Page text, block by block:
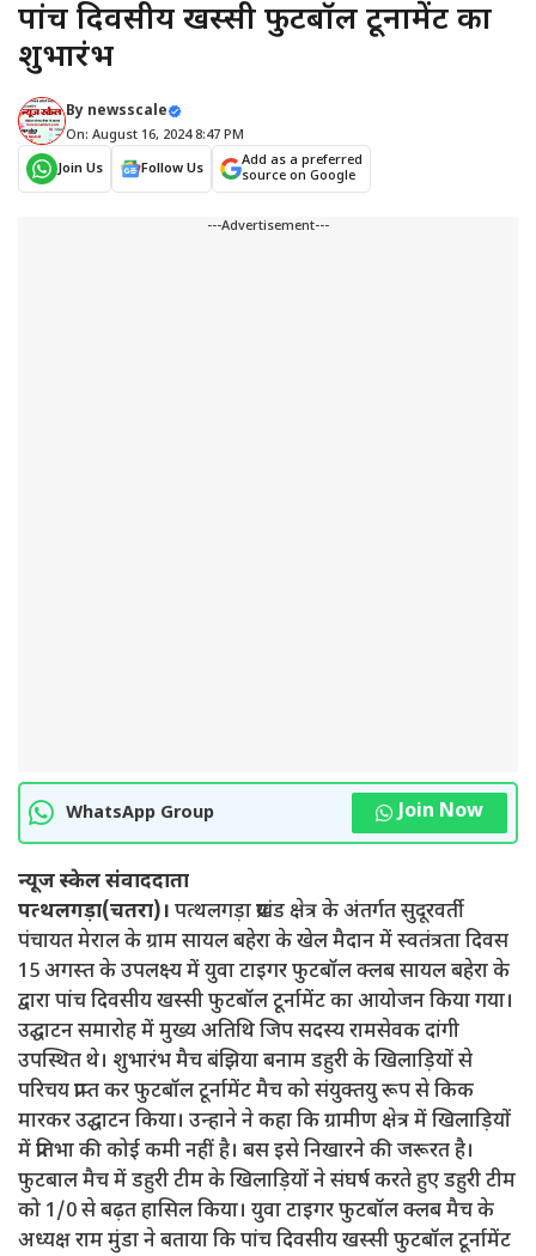
पांच दिवसीय खस्सी फुटबॉल टूर्नामेंट का
शुभारंभ
By newsscale
On: August 16, 2024 8:47 PM
Join Us
Follow Us
Add as a preferred
source on Google
---Advertisement---
WhatsApp Group Join Now
न्यूज स्केल संवाददाता
पत्थलगड़ा(चतरा)। पत्थलगड़ा प्रखंड क्षेत्र के अंतर्गत सुदूरवर्ती
पंचायत मेराल के ग्राम सायल बहेरा के खेल मैदान में स्वतंत्रता दिवस
15 अगस्त के उपलक्ष्य में युवा टाइगर फुटबॉल क्लब सायल बहेरा के
द्वारा पांच दिवसीय खस्सी फुटबॉल टूर्नामेंट का आयोजन किया गया।
उद्घाटन समारोह में मुख्य अतिथि जिप सदस्य रामसेवक दांगी
उपस्थित थे। शुभारंभ मैच बंझिया बनाम डहुरी के खिलाड़ियों से
परिचय प्राप्त कर फुटबॉल टूर्नामेंट मैच को संयुक्तयु रूप से किक
मारकर उद्घाटन किया। उन्हाने ने कहा कि ग्रामीण क्षेत्र में खिलाड़ियों
में प्रतिभा की कोई कमी नहीं है। बस इसे निखारने की जरूरत है।
फुटबाल मैच में डहुरी टीम के खिलाड़ियों ने संघर्ष करते हुए डहुरी टीम
को 1/0 से बढ़त हासिल किया। युवा टाइगर फुटबॉल क्लब मैच के
अध्यक्ष राम मुंडा ने बताया कि पांच दिवसीय खस्सी फुटबॉल टूर्नामेंट